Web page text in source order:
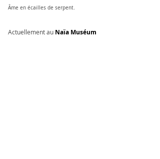
Âme en écailles de serpent.
Actuellement au Naïa Muséum